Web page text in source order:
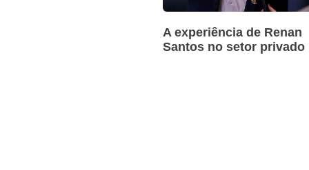
A experiência de Renan
Santos no setor privado